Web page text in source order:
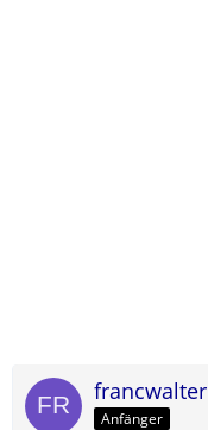
francwalter
Anfänger